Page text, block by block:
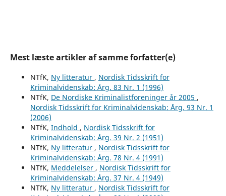
Mest læste artikler af samme forfatter(e)
NTfK, Ny litteratur , Nordisk Tidsskrift for
Kriminalvidenskab: Årg. 83 Nr. 1 (1996)
NTfK, De Nordiske Kriminalistforeninger år 2005 ,
Nordisk Tidsskrift for Kriminalvidenskab: Årg. 93 Nr. 1
(2006)
NTfK, Indhold , Nordisk Tidsskrift for
Kriminalvidenskab: Årg. 39 Nr. 2 (1951)
NTfK, Ny litteratur , Nordisk Tidsskrift for
Kriminalvidenskab: Årg. 78 Nr. 4 (1991)
NTfK, Meddelelser , Nordisk Tidsskrift for
Kriminalvidenskab: Årg. 37 Nr. 4 (1949)
NTfK, Ny litteratur , Nordisk Tidsskrift for